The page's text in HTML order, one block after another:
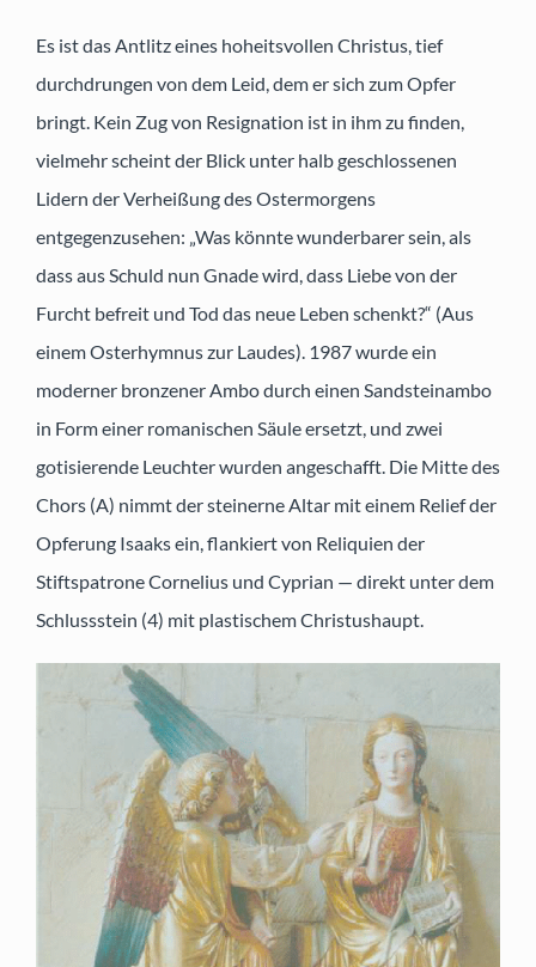
Es ist das Antlitz eines hoheitsvollen Christus, tief
durchdrungen von dem Leid, dem er sich zum Opfer
bringt. Kein Zug von Resignation ist in ihm zu finden,
vielmehr scheint der Blick unter halb geschlossenen
Lidern der Verheißung des Ostermorgens
entgegenzusehen: „Was könnte wunderbarer sein, als
dass aus Schuld nun Gnade wird, dass Liebe von der
Furcht befreit und Tod das neue Leben schenkt?“ (Aus
einem Osterhymnus zur Laudes). 1987 wurde ein
moderner bronzener Ambo durch einen Sandsteinambo
in Form einer romanischen Säule ersetzt, und zwei
gotisierende Leuchter wurden angeschafft. Die Mitte des
Chors (A) nimmt der steinerne Altar mit einem Relief der
Opferung Isaaks ein, flankiert von Reliquien der
Stiftspatrone Cornelius und Cyprian — direkt unter dem
Schlussstein (4) mit plastischem Christushaupt.